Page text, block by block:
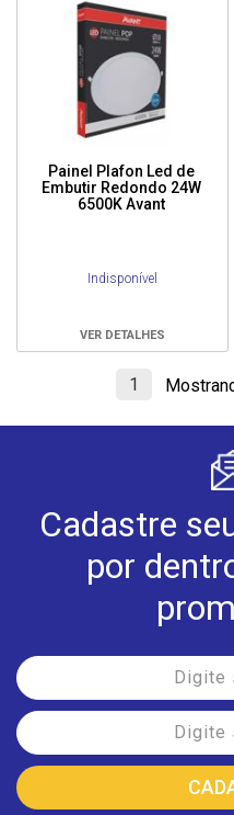
Painel Plafon Led de
Embutir Redondo 24W
6500K Avant
Indisponível
VER DETALHES
1
Cadastre
por